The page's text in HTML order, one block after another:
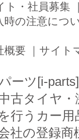
ト・社員募集
時の注意につ
概要 ｜ サイト
ーツ[i-
古タイヤ
行うカー
社の登録商